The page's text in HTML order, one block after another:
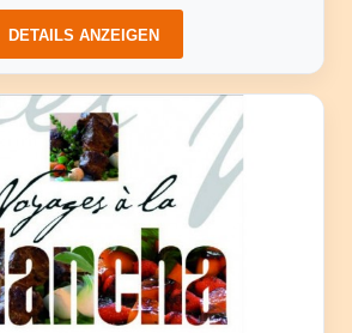
DETAILS ANZEIGEN